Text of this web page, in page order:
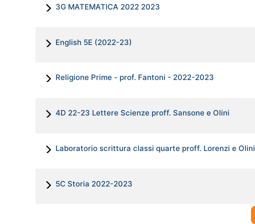
3G MATEMATICA 2022 2023
English 5E (2022-23)
Religione Prime - prof. Fantoni - 2022-2023
4D 22-23 Lettere Scienze proff. Sansone e Olini
Laboratorio scrittura classi quarte proff. Lorenzi e Olini
5C Storia 2022-2023